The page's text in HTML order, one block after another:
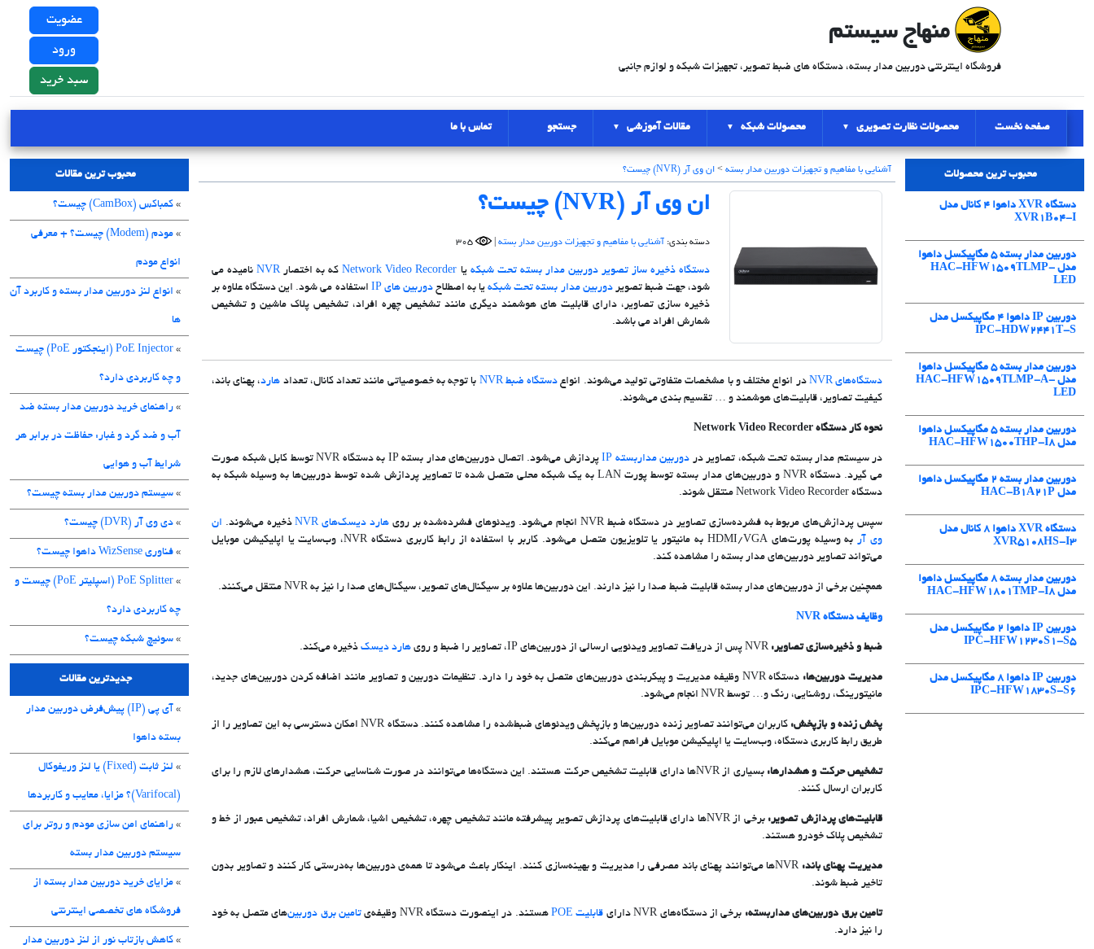
منهاج سیستم
عضویت
ورود
سبد خرید
فروشگاه اینترنتی دوربین مدار بسته، دستگاه های ضبط تصویر، تجهیزات شبکه و لوازم جانبی
صفحه نخست محصولات نظارت تصویری محصولات شبکه مقالات آموزشی جستجو تماس با ما
محبوب ترین محصولات
دستگاه XVR داهوا 4 کانال مدل
XVR1B04-I
دوربین مدار بسته 5 مگاپیکسل داهوا
مدل HAC-HFW1509TLMP-
LED
دوربین IP داهوا 4 مگاپیکسل مدل
IPC-HDW2441T-S
دوربین مدار بسته 5 مگاپیکسل داهوا
مدل HAC-HFW1509TLMP-A-
LED
دوربین مدار بسته 5 مگاپیکسل داهوا
مدل HAC-HFW1500THP-I8
دوربین مدار بسته ۲ مگاپیکسل داهوا
مدل HAC-B1A21P
دستگاه XVR داهوا 8 کانال مدل
XVR5108HS-I3
دوربین مدار بسته 8 مگاپیکسل داهوا
مدل HAC-HFW1801TMP-I8
دوربین IP داهوا 2 مگاپیکسل مدل
IPC-HFW1230S1-S5
دوربین IP داهوا 8 مگاپیکسل مدل
IPC-HFW1830S-S6
آشنایی با مفاهیم و تجهیزات دوربین مدار بسته > ان وی آر (NVR) چیست؟
ان وی آر (NVR) چیست؟
دسته بندی: آشنایی با مفاهیم و تجهیزات دوربین مدار بسته
دستگاه ذخیره ساز تصویر دوربین مدار بسته تحت شبکه یا Network Video Recorderکه به اختصارNVRنامیده می
شود، جهت ضبط تصویردوربین مدار بسته تحت شبکهیا به اصطلاحدوربین های IP
استفاده می شود. این دستگاه علاوه بر
ذخیره سازی تصاویر، دارای قابلیت های هوشمند دیگری مانند تشخیص چهره افراد، تشخیص پلاک ماشین و تشخیص
شمارش افراد می باشد.
دستگاه‌های NVR در انواع مختلف و با مشخصات متفاوتی تولید می‌شوند. انواع دستگاه ضبط NVR با توجه به خصوصیاتی مانند تعداد کانال، تعداد هارد، پهنای باند،
کیفیت تصاویر، قابلیت‌های هوشمند و … تقسیم بندی می‌شوند.
نحوه کار دستگاه Network Video Recorder
در سیستم مدار بسته تحت شبکه، تصاویر در دوربین مداربسته IP
پردازش می‌شود. اتصال دوربین‌های مدار بسته IP به دستگاه NVR توسط کابل شبکه صورت
می گیرد. دستگاه NVR و دوربین‌های مدار بسته توسط پورت LAN به یک شبکه محلی متصل شده تا تصاویر پردازش شده توسط دوربین‌ها به وسیله شبکه به
دستگاه Network Video Recorder منتقل شوند.
سپس پردازش‌های مربوط به فشرده‌سازی تصاویر در دستگاه ضبط NVR انجام می‌شود. ویدئوهای فشرده‌شده بر روی هارد دیسک‌های NVR ذخیره می‌شوند. ان
وی آر
به وسیله پورت‌های HDMI/VGA به مانیتور یا تلویزیون متصل می‌شود. کاربر با استفاده از رابط کاربری دستگاه NVR، وب‌سایت یا اپلیکیشن موبایل
می‌تواند تصاویر دوربین‌های مدار بسته را مشاهده کند.
همچنین برخی از دوربین‌های مدار بسته قابلیت ضبط صدا را نیز دارند. این دوربین‌ها علاوه بر سیگنال‌های تصویر، سیگنال‌های صدا را نیز به NVR منتقل می‌کنند.
وظایف دستگاه NVR
ضبط و ذخیره‌سازی تصاویر: NVR پس از دریافت تصاویر ویدئویی ارسالی از دوربین‌های IP، تصاویر را ضبط و روی هارد دیسک ذخیره می‌کند.
مدیریت دوربین‌ها:
دستگاه NVR وظیفه مدیریت و پیکربندی دوربین‌های متصل به خود را دارد. تنظیمات دوربین و تصاویر مانند اضافه کردن دوربین‌های جدید،
مانیتورینگ، روشنایی، رنگ و… توسط NVR انجام می‌شود.
پخش زنده و بازپخش:
کاربران می‌توانند تصاویر زنده دوربین‌ها و بازپخش ویدئوهای ضبط‌شده را مشاهده کنند. دستگاه NVR امکان دسترسی به این تصاویر را از
طریق رابط کاربری دستگاه، وب‌سایت یا اپلیکیشن موبایل فراهم می‌کند.
تشخیص حرکت و هشدارها:
بسیاری از NVRها دارای قابلیت تشخیص حرکت هستند. این دستگاه‌ها می‌توانند در صورت شناسایی حرکت، هشدارهای لازم را برای
کاربران ارسال کنند.
قابلیت‌های پردازش تصویر:
برخی از NVRها دارای قابلیت‌های پردازش تصویر پیشرفته مانند تشخیص چهره، تشخیص اشیا، شمارش افراد، تشخیص عبور از خط و
تشخیص پلاک خودرو هستند.
مدیریت پهنای باند:
NVRها می‌توانند پهنای باند مصرفی را مدیریت و بهینه‌سازی کنند. اینکار باعث می‌شود تا همه‌ی دوربین‌ها به‌درستی کار کنند و تصاویر بدون
تاخیر ضبط شوند.
تامین برق دوربین‌های مداربسته: برخی از دستگاه‌های NVR دارای قابلیت POE هستند. در اینصورت دستگاه NVR وظیفه‌ی تامین برق دوربین‌های متصل به خود
را نیز دارد.
محبوب ترین مقالات
» کمباکس (CamBox) چیست؟
» مودم (Modem) چیست؟ + معرفی
انواع مودم
» انواع لنز دوربین مدار بسته و کاربرد آن
ها
» PoE Injector (اینجکتور PoE) چیست
و چه کاربردی دارد؟
» راهنمای خرید دوربین مدار بسته ضد
آب و ضد گرد و غبار: حفاظت در برابر هر
شرایط آب و هوایی
» سیستم دوربین مدار بسته چیست؟
» دی وی آر (DVR) چیست؟
» فناوری WizSense داهوا چیست؟
» PoE Splitter (اسپلیتر PoE) چیست و
چه کاربردی دارد؟
» سوئیچ شبکه چیست؟
جدیدترین مقالات
» آی پی (IP) پیش‌فرض دوربین مدار
بسته داهوا
» لنز ثابت (Fixed) یا لنز وریفوکال
(Varifocal)؟ مزایا، معایب و کاربردها
» راهنمای امن سازی مودم و روتر برای
سیستم دوربین مدار بسته
» مزایای خرید دوربین مدار بسته از
فروشگاه های تخصصی اینترنتی
» کاهش بازتاب نور از لنز دوربین مدار